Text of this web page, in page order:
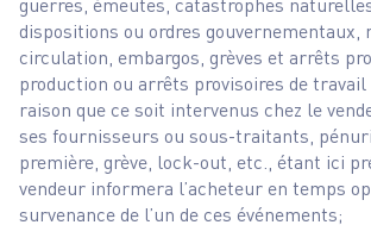
dispositions ou ordres gouvernementaux,
circulation, embargos, grèves et arrêts
production ou arrêts provisoires de
raison que ce soit intervenus chez le
ses fournisseurs ou sous-traitants,
première, grève, lock-out, etc., étant ici
vendeur informera l’acheteur en temps
survenance de l’un de ces événements;